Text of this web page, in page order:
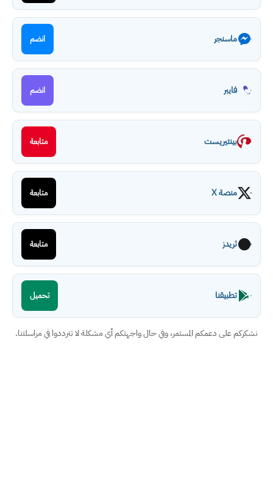
ماسنجر انضم
فايبر انضم
بينتيريست متابعة
منصة X متابعة
ثريدز متابعة
تطبيقنا تحميل
نشكركم على دعمكم المستمر، وفي حال واجهتكم أي مشكلة لا تترددوا في مراسلتنا.